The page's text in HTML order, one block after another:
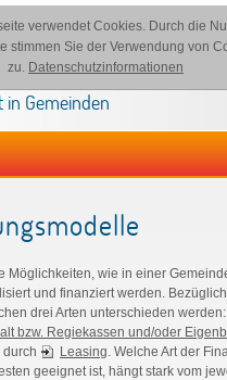
verwendet Cookies. Durch die
stimmen Sie der Verwendung von
zu. Datenschutzinformationen
in Gemeinden
Möglichkeiten, wie in einer
und finanziert werden.
drei Arten unterschieden
bzw. Regiekassen und/oder
durch Leasing . Welche Art der
geeignet ist, hängt stark vom